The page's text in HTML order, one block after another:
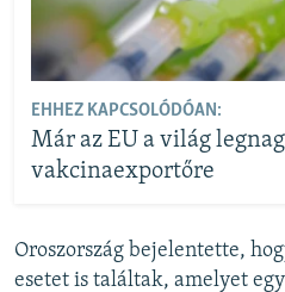
EHHEZ KAPCSOLÓDÓAN:
Már az EU a világ
vakcinaexportőre
Oroszország bejelentette,
esetet is találtak, amelyet